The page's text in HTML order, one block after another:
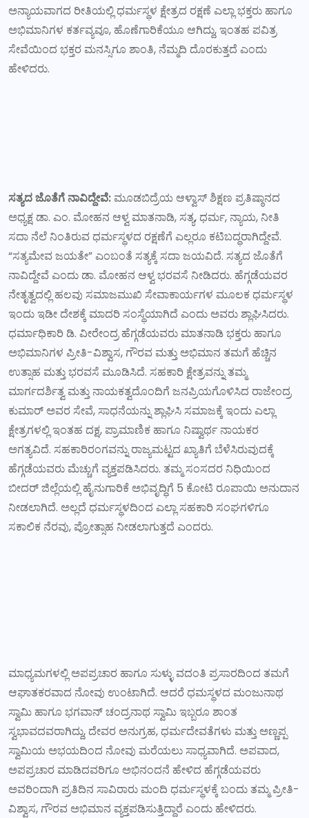
ಅನ್ಯಾಯವಾಗದ ರೀತಿಯಲ್ಲಿ ಧರ್ಮಸ್ಥಳ ಕ್ಷೇತ್ರದ ರಕ್ಷಣೆ ಎಲ್ಲಾ ಭಕ್ತರು ಹಾಗೂ
ಅಭಿಮಾನಿಗಳ ಕರ್ತವ್ಯವೂ, ಹೊಣೆಗಾರಿಕೆಯೂ ಆಗಿದ್ದು, ಇಂತಹ ಪವಿತ್ರ
ಸೇವೆಯಿಂದ ಭಕ್ತರ ಮನಸ್ಸಿಗೂ ಶಾಂತಿ, ನೆಮ್ಮದಿ ದೊರಕುತ್ತದೆ ಎಂದು
ಹೇಳಿದರು.
ಸತ್ಯದ ಜೊತೆಗೆ ನಾವಿದ್ದೇವೆ: ಮೂಡಬಿದ್ರೆಯ ಆಳ್ವಾಸ್ ಶಿಕ್ಷಣ ಪ್ರತಿಷ್ಠಾನದ
ಅಧ್ಯಕ್ಷ ಡಾ. ಎಂ. ಮೋಹನ ಆಳ್ವ ಮಾತನಾಡಿ, ಸತ್ಯ, ಧರ್ಮ, ನ್ಯಾಯ, ನೀತಿ
ಸದಾ ನೆಲೆ ನಿಂತಿರುವ ಧರ್ಮಸ್ಥಳದ ರಕ್ಷಣೆಗೆ ಎಲ್ಲರೂ ಕಟಿಬದ್ಧರಾಗಿದ್ದೇವೆ.
“ಸತ್ಯಮೇವ ಜಯತೇ” ಎಂಬಂತೆ ಸತ್ಯಕ್ಕೆ ಸದಾ ಜಯವಿದೆ. ಸತ್ಯದ ಜೊತೆಗೆ
ನಾವಿದ್ದೇವೆ ಎಂದು ಡಾ. ಮೋಹನ ಆಳ್ವ ಭರವಸೆ ನೀಡಿದರು. ಹೆಗ್ಗಡೆಯವರ
ನೇತೃತ್ವದಲ್ಲಿ ಹಲವು ಸಮಾಜಮುಖಿ ಸೇವಾಕಾರ್ಯಗಳ ಮೂಲಕ ಧರ್ಮಸ್ಥಳ
ಇಂದು ಇಡೀ ದೇಶಕ್ಕೆ ಮಾದರಿ ಸಂಸ್ಥೆಯಾಗಿದೆ ಎಂದು ಅವರು ಶ್ಲಾಘಿಸಿದರು.
ಧರ್ಮಾಧಿಕಾರಿ ಡಿ. ವೀರೇಂದ್ರ ಹೆಗ್ಗಡೆಯವರು ಮಾತನಾಡಿ ಭಕ್ತರು ಹಾಗೂ
ಅಭಿಮಾನಿಗಳ ಪ್ರೀತಿ-ವಿಶ್ವಾಸ, ಗೌರವ ಮತ್ತು ಅಭಿಮಾನ ತಮಗೆ ಹೆಚ್ಚಿನ
ಉತ್ಸಾಹ ಮತ್ತು ಭರವಸೆ ಮೂಡಿಸಿದೆ. ಸಹಕಾರಿ ಕ್ಷೇತ್ರವನ್ನು ತಮ್ಮ
ಮಾರ್ಗದರ್ಶಿತ್ವ ಮತ್ತು ನಾಯಕತ್ವದೊಂದಿಗೆ ಜನಪ್ರಿಯಗೊಳಿಸಿದ ರಾಜೇಂದ್ರ
ಕುಮಾರ್ ಅವರ ಸೇವೆ, ಸಾಧನೆಯನ್ನು ಶ್ಲಾಘಿಸಿ ಸಮಾಜಕ್ಕೆ ಇಂದು ಎಲ್ಲಾ
ಕ್ಷೇತ್ರಗಳಲ್ಲಿ ಇಂತಹ ದಕ್ಷ, ಪ್ರಾಮಾಣಿಕ ಹಾಗೂ ನಿಷ್ವಾರ್ಥ ನಾಯಕರ
ಅಗತ್ಯವಿದೆ. ಸಹಕಾರಿರಂಗವನ್ನು ರಾಜ್ಯಮಟ್ಟದ ಖ್ಯಾತಿಗೆ ಬೆಳೆಸಿರುವುದಕ್ಕೆ
ಹೆಗ್ಗಡೆಯವರು ಮೆಚ್ಚುಗೆ ವ್ಯಕ್ತಪಡಿಸಿದರು. ತಮ್ಮ ಸಂಸದರ ನಿಧಿಯಿಂದ
ಬೀದರ್ ಜಿಲ್ಲೆಯಲ್ಲಿ ಹೈನುಗಾರಿಕೆ ಅಭಿವೃದ್ಧಿಗೆ 5 ಕೋಟಿ ರೂಪಾಯಿ ಅನುದಾನ
ನೀಡಲಾಗಿದೆ. ಅಲ್ಲದೆ ಧರ್ಮಸ್ಥಳದಿಂದ ಎಲ್ಲಾ ಸಹಕಾರಿ ಸಂಘಗಳಿಗೂ
ಸಕಾಲಿಕ ನೆರವು, ಪ್ರೋತ್ಸಾಹ ನೀಡಲಾಗುತ್ತದೆ ಎಂದರು.
ಮಾಧ್ಯಮಗಳಲ್ಲಿ ಅಪಪ್ರಚಾರ ಹಾಗೂ ಸುಳ್ಳು ವದಂತಿ ಪ್ರಸಾರದಿಂದ ತಮಗೆ
ಆಘಾತಕರವಾದ ನೋವು ಉಂಟಾಗಿದೆ. ಆದರೆ ಧಮಸ್ಥಳದ ಮಂಜುನಾಥ
ಸ್ವಾಮಿ ಹಾಗೂ ಭಗವಾನ್ ಚಂದ್ರನಾಥ ಸ್ವಾಮಿ ಇಬ್ಬರೂ ಶಾಂತ
ಸ್ವಭಾವದವರಾಗಿದ್ದು, ದೇವರ ಅನುಗ್ರಹ, ಧರ್ಮದೇವತೆಗಳು ಮತ್ತು ಅಣ್ಣಪ್ಪ
ಸ್ವಾಮಿಯ ಅಭಯದಿಂದ ನೋವು ಮರೆಯಲು ಸಾಧ್ಯವಾಗಿದೆ. ಅಪವಾದ,
ಅಪಪ್ರಚಾರ ಮಾಡಿದವರಿಗೂ ಅಭಿನಂದನೆ ಹೇಳಿದ ಹೆಗ್ಗಡೆಯವರು
ಅವರಿಂದಾಗಿ ಪ್ರತಿದಿನ ಸಾವಿರಾರು ಮಂದಿ ಧರ್ಮಸ್ಥಳಕ್ಕೆ ಬಂದು ತಮ್ಮ ಪ್ರೀತಿ-
ವಿಶ್ವಾಸ, ಗೌರವ ಅಭಿಮಾನ ವ್ಯಕ್ತಪಡಿಸುತ್ತಿದ್ದಾರೆ ಎಂದು ಹೇಳಿದರು.